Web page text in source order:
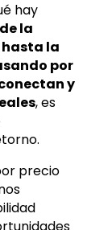
hay
la
la
por
y
, es
precio